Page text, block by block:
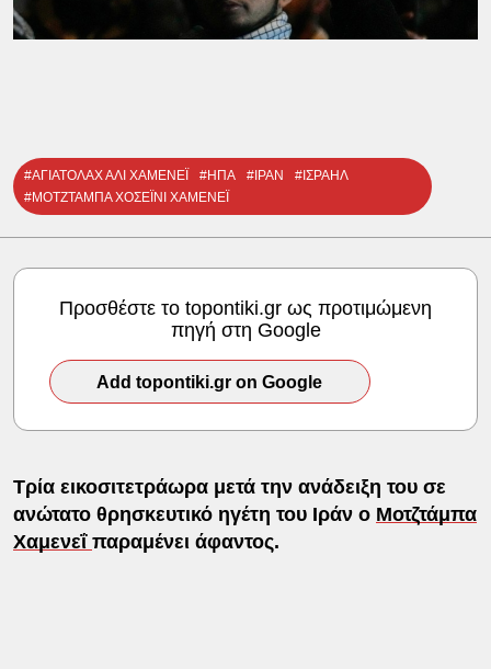
#ΑΓΙΑΤΟΛΑΧ ΑΛΙ ΧΑΜΕΝΕΪ #ΗΠΑ #ΙΡΑΝ
#ΙΣΡΑΗΛ
#ΜΟΤΖΤΑΜΠΑ ΧΟΣΕΪΝΙ ΧΑΜΕΝΕΪ
Προσθέστε το topontiki.gr ως προτιμώμενη
πηγή στη Google
Add topontiki.gr on Google
Τρία εικοσιτετράωρα μετά την ανάδειξη του σε
ανώτατο θρησκευτικό ηγέτη του Ιράν ο Μοτζτάμπα
Χαμενεΐ παραμένει άφαντος.